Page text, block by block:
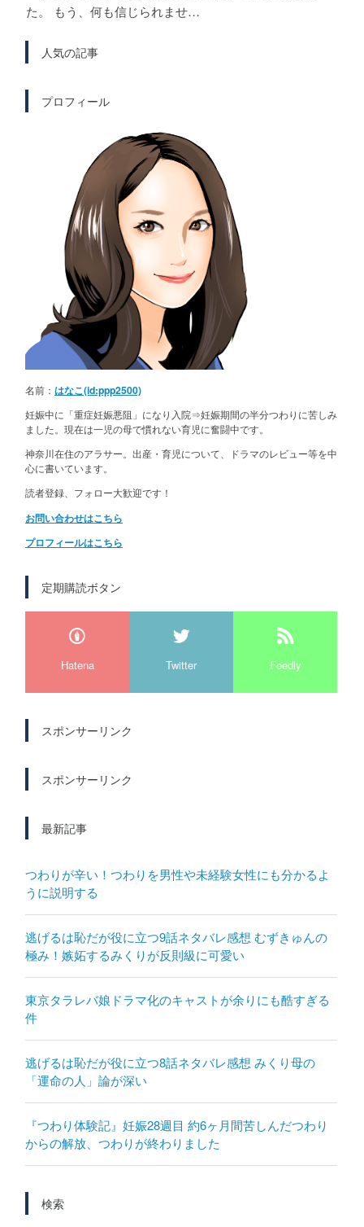
た。 もう、何も信じられませ…
人気の記事
プロフィール
名前： はなこ(id:ppp2500)
妊娠中に「重症妊娠悪阻」になり入院⇒妊娠期間の半分つわりに苦しみ
ました。現在は一児の母で慣れない育児に奮闘中です。
神奈川在住のアラサー。出産・育児について、ドラマのレビュー等を中
心に書いています。
読者登録、フォロー大歓迎です！
お問い合わせはこちら
プロフィールはこちら
定期購読ボタン
Hatena Twitter Feedly
スポンサーリンク
スポンサーリンク
最新記事
つわりが辛い！つわりを男性や未経験女性にも分かるよ
うに説明する
逃げるは恥だが役に立つ9話ネタバレ感想 むずきゅんの
極み！嫉妬するみくりが反則級に可愛い
東京タラレバ娘ドラマ化のキャストが余りにも酷すぎる
件
逃げるは恥だが役に立つ8話ネタバレ感想 みくり母の
「運命の人」論が深い
『つわり体験記』妊娠28週目 約6ヶ月間苦しんだつわり
からの解放、つわりが終わりました
検索